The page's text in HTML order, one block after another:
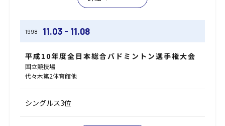
11.03 - 11.08
1998
平成10年度全日本総合バドミントン選手権大会
国立競技場
代々木第2体育館他
シングルス3位